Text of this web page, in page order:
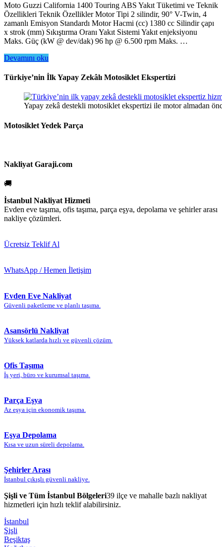
Moto Guzzi California 1400 Touring ABS Yakıt Tüketimi ve Teknik
Özellikleri Teknik Özellikler Motor Tipi 2 silindir, 90° V-Twin, 4
zamanlı Emisyon Standardı Motor Hacmi (cc) 1380 cc Silindir çapı
x strok (mm) Sıkıştırma Oranı Yakıt Sistemi Yakıt enjeksiyonu
Maks. Güç (kW @ dev/dak) 96 hp @ 6.500 rpm Maks. …
Devamını oku
Türkiye’nin İlk Yapay Zekâlı Motosiklet Ekspertizi
Yapay zekâ destekli motosiklet ekspertizi ile motor almadan
Motosiklet Yedek Parça
Nakliyat Garaji.com
🚚
İstanbul Nakliyat Hizmeti
Evden eve taşıma, ofis taşıma, parça eşya, depolama ve şehirler arası
nakliye çözümleri.
Ücretsiz Teklif Al
WhatsApp / Hemen İletişim
Evden Eve Nakliyat
Güvenli paketleme ve planlı taşıma.
Asansörlü Nakliyat
Yüksek katlarda hızlı ve güvenli çözüm.
Ofis Taşıma
İş yeri, büro ve kurumsal taşıma.
Parça Eşya
Az eşya için ekonomik taşıma.
Eşya Depolama
Kısa ve uzun süreli depolama.
Şehirler Arası
İstanbul çıkışlı güvenli nakliye.
Şişli ve Tüm İstanbul Bölgeleri39 ilçe ve mahalle bazlı nakliyat
hizmetleri için hızlı teklif alabilirsiniz.
İstanbul
Şişli
Beşiktaş